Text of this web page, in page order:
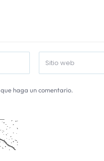
haga un comentario.